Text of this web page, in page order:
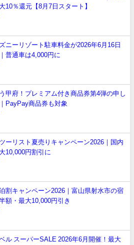
10％還元【8月7日スタート】
ニーリゾート駐車料金が2026年6月16日
普通車は4,000円に
甲府！プレミアム付き商品券第4弾の申し
PayPay商品券も対象
ーリスト夏売りキャンペーン2026｜国内
10,000円割引に
割キャンペーン2026｜富山県射水市の宿
額・最大10,000円引き
ル スーパーSALE 2026年6月開催！最大